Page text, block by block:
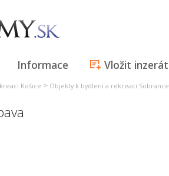
Informace Vložit inzerát
Košice > Objekty k bydlení a rekreaci Sobrance